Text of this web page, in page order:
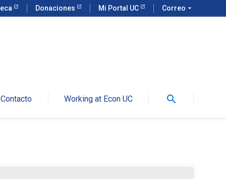
Donaciones Mi Portal UC Correo arrow_drop_down
Contacto Working at Econ UC search